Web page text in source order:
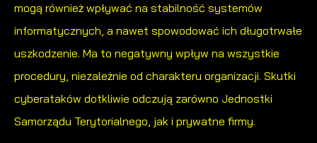
mogą również wpływać na stabilność systemów
informatycznych, a nawet spowodować ich długotrwałe
uszkodzenie. Ma to negatywny wpływ na wszystkie
procedury, niezależnie od charakteru organizacji. Skutki
cyberataków dotkliwie odczują zarówno Jednostki
Samorządu Terytorialnego, jak i prywatne firmy.
społecznościowych.